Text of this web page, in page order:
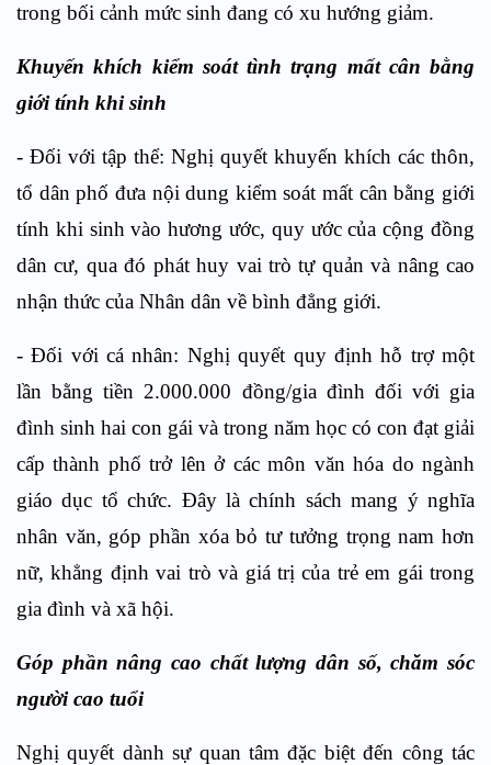
trong bối cảnh mức sinh đang có xu hướng giảm.
Khuyến khích kiểm soát tình trạng mất cân bằng
giới tính khi sinh
- Đối với tập thể: Nghị quyết khuyến khích các thôn,
tổ dân phố đưa nội dung kiểm soát mất cân bằng giới
tính khi sinh vào hương ước, quy ước của cộng đồng
dân cư, qua đó phát huy vai trò tự quản và nâng cao
nhận thức của Nhân dân về bình đẳng giới.
-Đối với cá nhân: Nghị quyết quy định hỗ trợ một
lần bằng tiền 2.000.000 đồng/gia đình đối với gia
đình sinh hai con gái và trong năm học có con đạt giải
cấp thành phố trở lên ở các môn văn hóa do ngành
giáo dục tổ chức. Đây là chính sách mang ý nghĩa
nhân văn, góp phần xóa bỏ tư tưởng trọng nam hơn
nữ, khẳng định vai trò và giá trị của trẻ em gái trong
gia đình và xã hội.
Góp phần nâng cao chất lượng dân số, chăm sóc
người cao tuổi
Nghị quyết dành sự quan tâm đặc biệt đến công tác